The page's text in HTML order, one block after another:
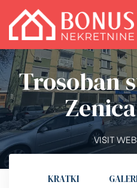
Trosoban
VISIT
KRATKI